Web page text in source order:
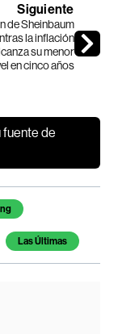
Siguiente
de Sheinbaum
la inflación
su menor
en cinco años
fuente de
Las Últimas